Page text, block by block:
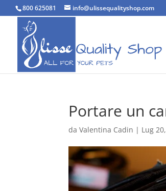
800 625081 info@ulissequalityshop.com
Portare un
daValentina Cadin | Lug